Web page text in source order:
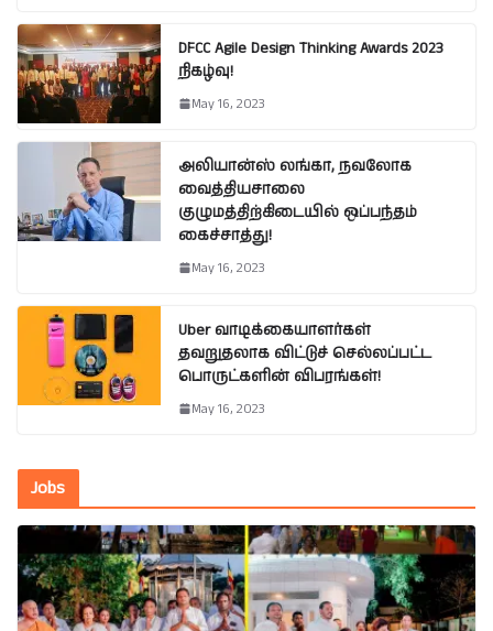
DFCC Agile Design Thinking Awards 2023
நிகழ்வு!
May 16, 2023
அலியான்ஸ் லங்கா, நவலோக
வைத்தியசாலை
குழுமத்திற்கிடையில் ஒப்பந்தம்
கைச்சாத்து!
May 16, 2023
Uber வாடிக்கையாளர்கள்
தவறுதலாக விட்டுச் செல்லப்பட்ட
பொருட்களின் விபரங்கள்!
May 16, 2023
Jobs